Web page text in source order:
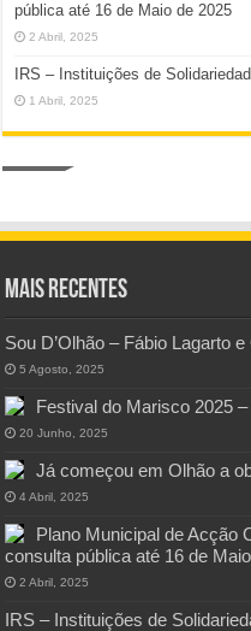
pública até 16 de Maio de 2025
2 Abril, 2025
IRS – Instituições de
1 Abril, 2025
Mais Recentes
Sou D’Olhão – Fábio Lagarto
5 Agosto, 2025
Festival do Marisco 2025
20 Junho, 2025
Já começou em Olhão a
4 Abril, 2025
Plano Municipal de Acção
consulta pública até 16 de
2 Abril, 2025
IRS – Instituições de